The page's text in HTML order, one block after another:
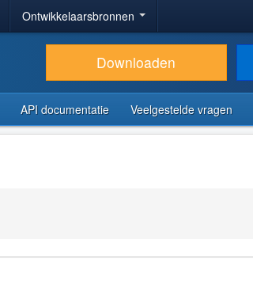
Ontwikkelaarsbronnen
Downloaden
API documentatie Veelgestelde vragen